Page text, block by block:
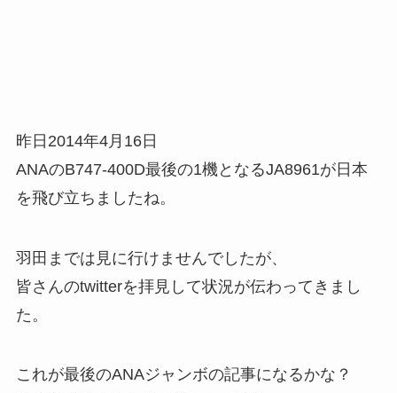
昨日2014年4月16日
ANAのB747-400D最後の1機となるJA8961が日本
を飛び立ちましたね。
羽田までは見に行けませんでしたが、
皆さんのtwitterを拝見して状況が伝わってきまし
た。
これが最後のANAジャンボの記事になるかな？